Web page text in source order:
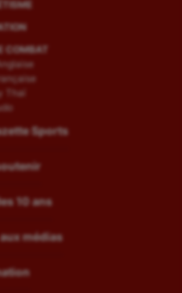
COMBAT
Thaï
Sports
10 ans
médias